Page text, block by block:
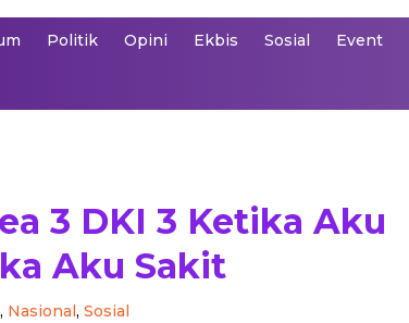
Politik Opini Ekbis Sosial Event
3 DKI 3 Ketika Aku
Aku Sakit
, Nasional, Sosial